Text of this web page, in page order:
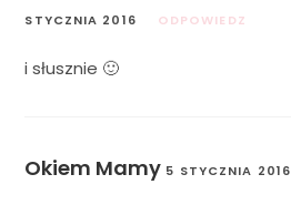
STYCZNIA 2016
ODPOWIEDZ
i słusznie 🙂
Okiem Mamy 5 STYCZNIA 2016